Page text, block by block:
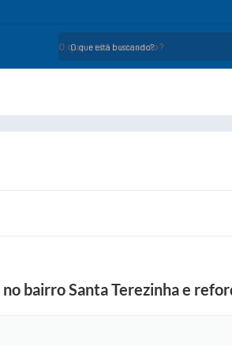
O que está buscando?
bairro Santa Terezinha e